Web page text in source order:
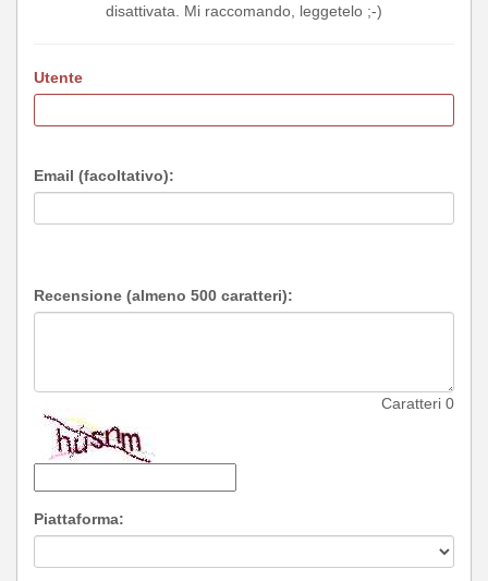
disattivata. Mi raccomando, leggetelo ;-)
Utente
Email (facoltativo):
Recensione (almeno 500 caratteri):
Caratteri 0
Piattaforma: